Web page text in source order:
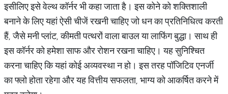
इसीलिए इसे वेल्थ कॉर्नर भी कहा जाता है। इस कोने को शक्तिशाली
बनाने के लिए यहां ऐसी चीजें रखनी चाहिए जो धन का प्रतिनिधित्व करती
हैं, जैसे मनी प्लांट, कीमती पत्थरों वाला बाउल या लाफिंग बुद्धा। साथ ही
इस कॉर्नर को हमेशा साफ और रोशन रखना चाहिए। यह सुनिश्चित
करना चाहिए कि यहां कोई अव्यवस्था न हो। इस तरह पॉजिटिव एनर्जी
का फ्लो होता रहेगा और यह वित्तीय सफलता, भाग्य को आकर्षित करने में